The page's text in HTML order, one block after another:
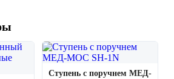
Ступень с поручнем МЕД-